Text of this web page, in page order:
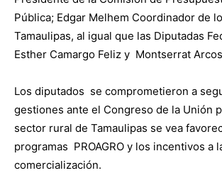
Pública; Edgar Melhem Coordinador de
Tamaulipas, al igual que las Diputadas
Esther Camargo Feliz y Montserrat
Los diputados se comprometieron a
gestiones ante el Congreso de la Unión
sector rural de Tamaulipas se vea
programas PROAGRO y los incentivos a
comercialización.